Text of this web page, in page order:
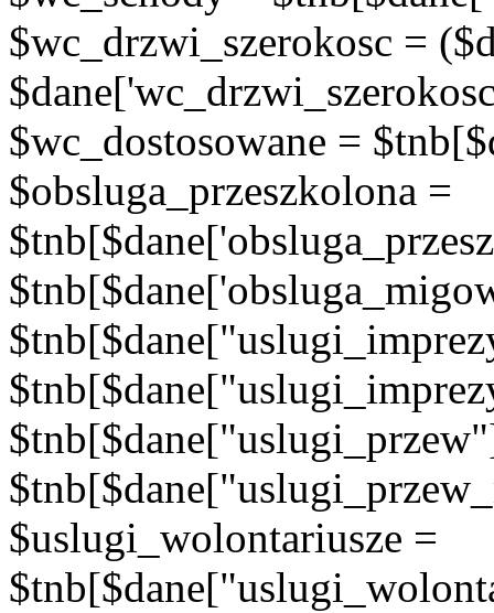
$wc_drzwi_szerokosc =
$wc_dostosowane =
$obsluga_przeszkolona =
$uslugi_wolontariusze =